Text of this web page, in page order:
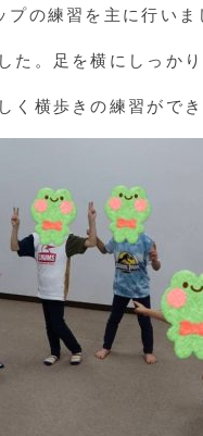
の練習を主に行いま
た。足を横にしっか
く横歩きの練習ができ